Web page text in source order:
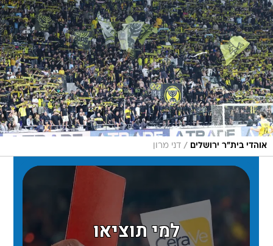
אוהדי בית"ר ירושלים / דני מרון